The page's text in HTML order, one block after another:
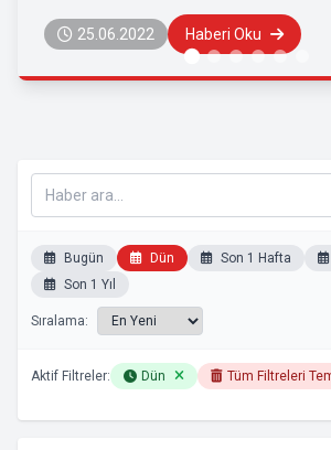
25.06.2022 Haberi Oku
Bugün Dün Son 1 Hafta
Son 1 Yıl
Sıralama:
Aktif Filtreler: Dün
Tüm Filtreleri